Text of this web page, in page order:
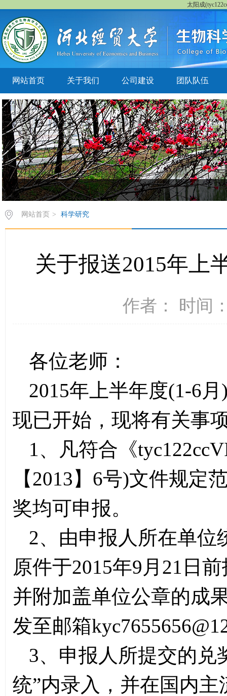
太阳成
网站首页 关于我们 公司建设 团队队伍
网站首页 > 科学研究
关于报送2015年上
作者： 时间
各位老师：
2015年上半年度(1-6
现已开始，现将有关事
1、凡符合《
【2013】6号)文件规定
奖均可申报。
2、由申报人所在单位
原件于2015年9月21日
并附加盖单位公章的成
发至邮箱
3、申报人所提交的兑
统”内录入，并在国内